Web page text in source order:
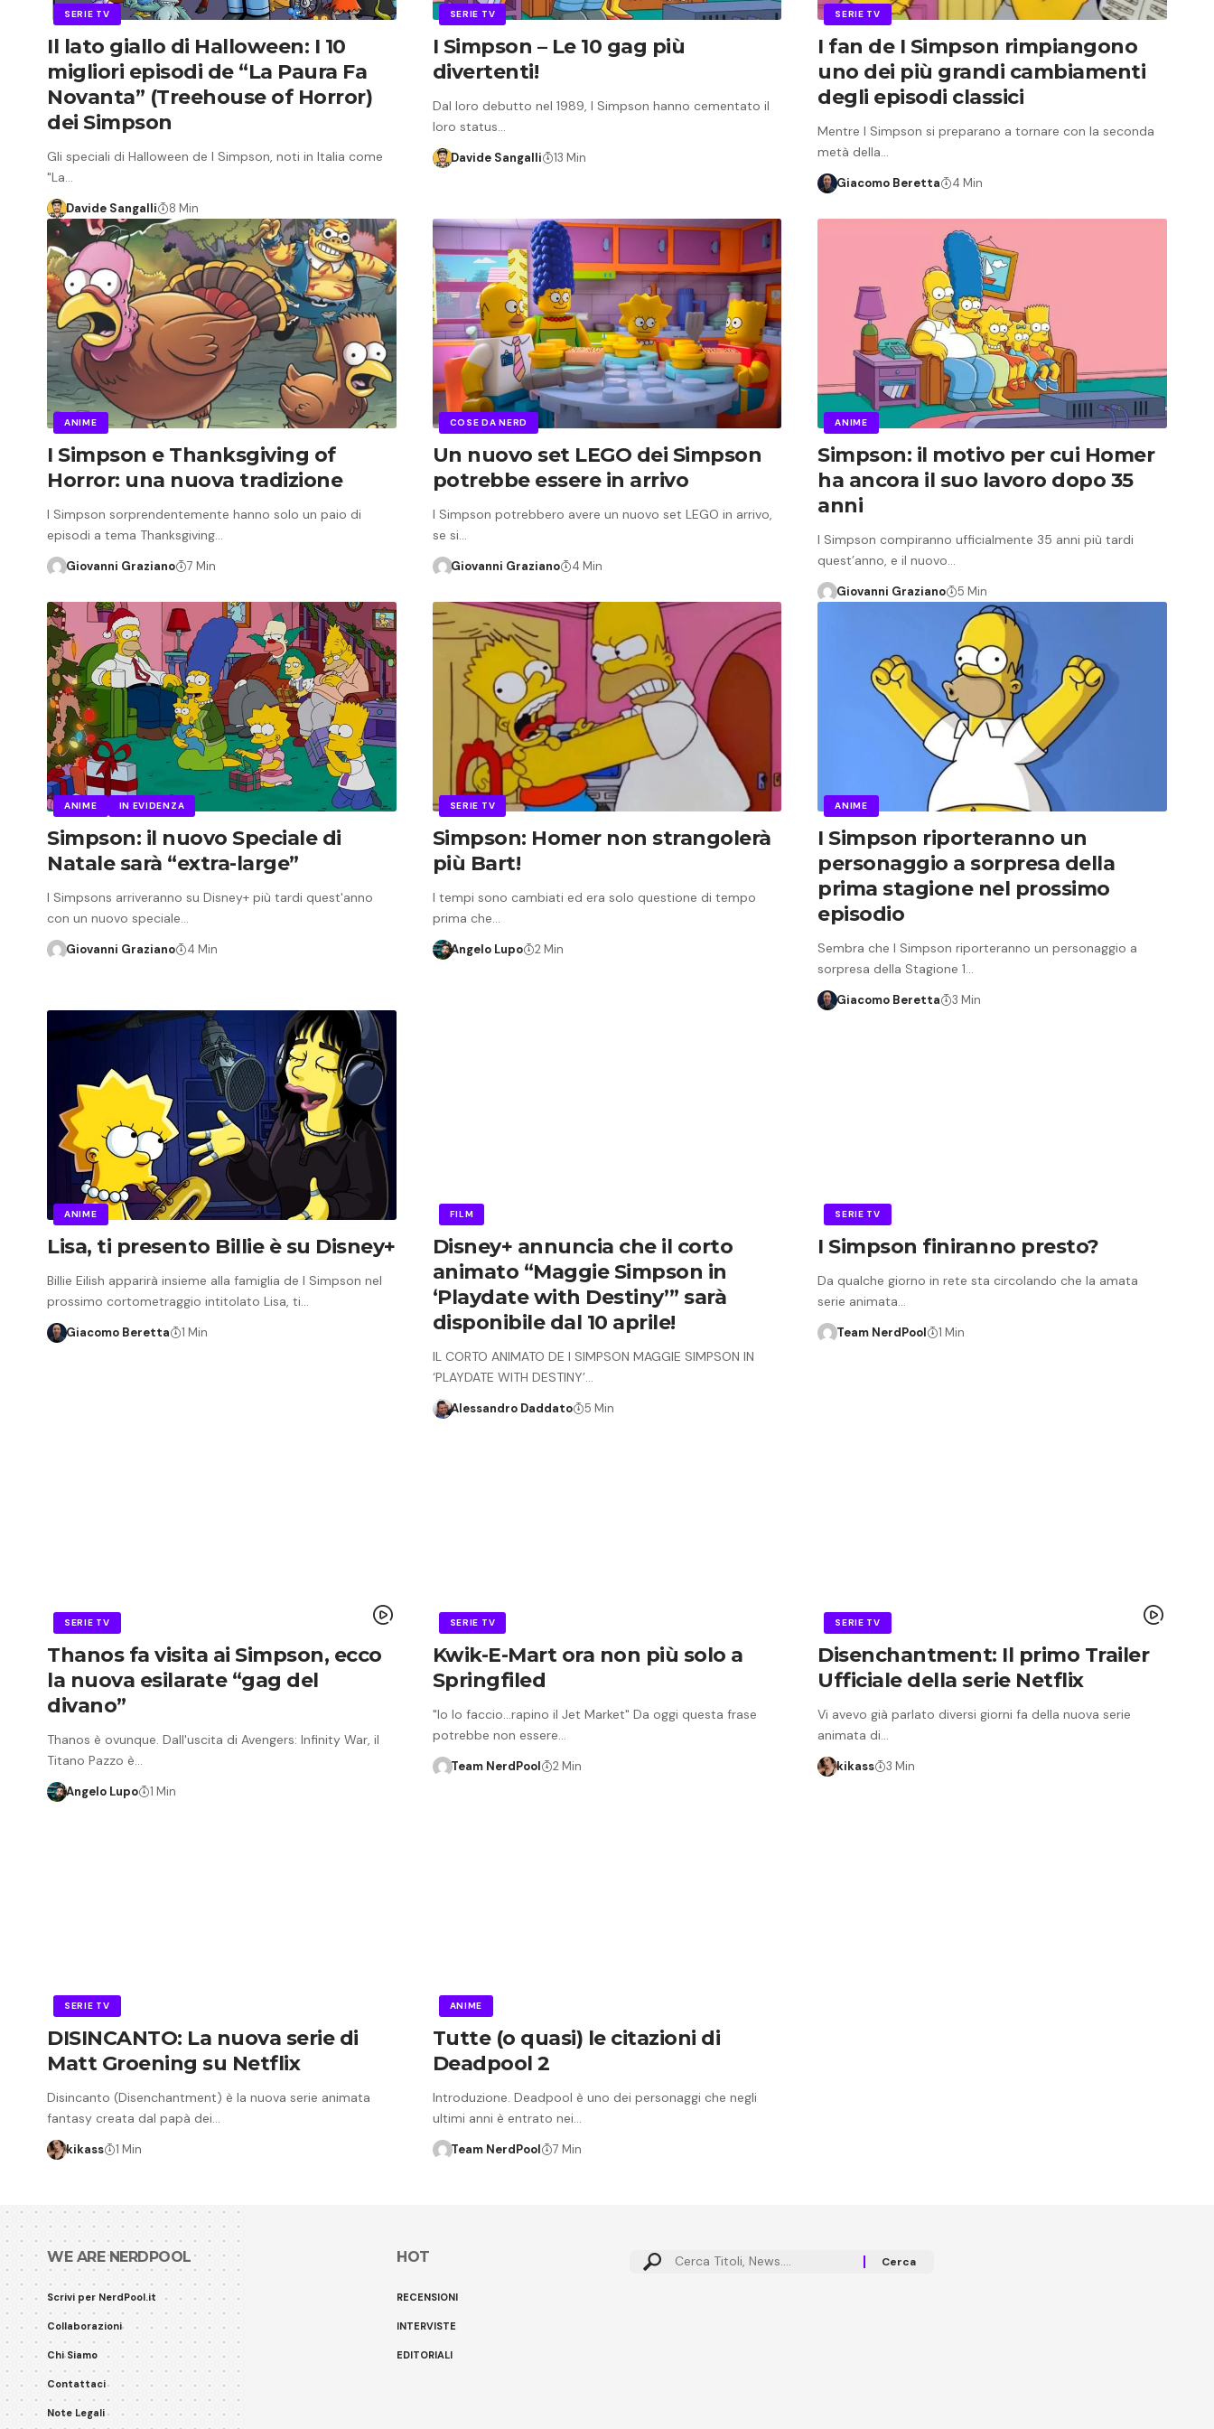
SERIE TV
Il lato giallo di Halloween: I 10
migliori episodi de “La Paura Fa
Novanta” (Treehouse of Horror)
dei Simpson
Gli speciali di Halloween de I Simpson, noti in Italia come
"La…
Davide Sangalli 8 Min
SERIE TV
I Simpson – Le 10 gag più
divertenti!
Dal loro debutto nel 1989, I Simpson hanno cementato il
loro status…
Davide Sangalli 13 Min
SERIE TV
I fan de I Simpson rimpiangono
uno dei più grandi cambiamenti
degli episodi classici
Mentre I Simpson si preparano a tornare con la seconda
metà della…
Giacomo Beretta 4 Min
ANIME
I Simpson e Thanksgiving of
Horror: una nuova tradizione
I Simpson sorprendentemente hanno solo un paio di
episodi a tema Thanksgiving…
Giovanni Graziano 7 Min
COSE DA NERD
Un nuovo set LEGO dei Simpson
potrebbe essere in arrivo
I Simpson potrebbero avere un nuovo set LEGO in arrivo,
se si…
Giovanni Graziano 4 Min
ANIME
Simpson: il motivo per cui Homer
ha ancora il suo lavoro dopo 35
anni
I Simpson compiranno ufficialmente 35 anni più tardi
quest’anno, e il nuovo…
Giovanni Graziano 5 Min
ANIME IN EVIDENZA
Simpson: il nuovo Speciale di
Natale sarà “extra-large”
I Simpsons arriveranno su Disney+ più tardi quest'anno
con un nuovo speciale…
Giovanni Graziano 4 Min
SERIE TV
Simpson: Homer non strangolerà
più Bart!
I tempi sono cambiati ed era solo questione di tempo
prima che…
Angelo Lupo 2 Min
ANIME
I Simpson riporteranno un
personaggio a sorpresa della
prima stagione nel prossimo
episodio
Sembra che I Simpson riporteranno un personaggio a
sorpresa della Stagione 1…
Giacomo Beretta 3 Min
ANIME
Lisa, ti presento Billie è su Disney+
Billie Eilish apparirà insieme alla famiglia de I Simpson nel
prossimo cortometraggio intitolato Lisa, ti…
Giacomo Beretta 1 Min
FILM
Disney+ annuncia che il corto
animato “Maggie Simpson in
‘Playdate with Destiny’” sarà
disponibile dal 10 aprile!
IL CORTO ANIMATO DE I SIMPSON MAGGIE SIMPSON IN
‘PLAYDATE WITH DESTINY’…
Alessandro Daddato 5 Min
SERIE TV
I Simpson finiranno presto?
Da qualche giorno in rete sta circolando che la amata
serie animata…
Team NerdPool 1 Min
SERIE TV
Thanos fa visita ai Simpson, ecco
la nuova esilarate “gag del
divano”
Thanos è ovunque. Dall'uscita di Avengers: Infinity War, il
Titano Pazzo è…
Angelo Lupo 1 Min
SERIE TV
Kwik-E-Mart ora non più solo a
Springfiled
"Io lo faccio...rapino il Jet Market" Da oggi questa frase
potrebbe non essere…
Team NerdPool 2 Min
SERIE TV
Disenchantment: Il primo Trailer
Ufficiale della serie Netflix
Vi avevo già parlato diversi giorni fa della nuova serie
animata di…
kikass 3 Min
SERIE TV
DISINCANTO: La nuova serie di
Matt Groening su Netflix
Disincanto (Disenchantment) è la nuova serie animata
fantasy creata dal papà dei…
kikass 1 Min
ANIME
Tutte (o quasi) le citazioni di
Deadpool 2
Introduzione. Deadpool è uno dei personaggi che negli
ultimi anni è entrato nei…
Team NerdPool 7 Min
WE ARE NERDPOOL
Scrivi per NerdPool.it
Collaborazioni
Chi Siamo
Contattaci
Note Legali
HOT
RECENSIONI
INTERVISTE
EDITORIALI
Cerca: